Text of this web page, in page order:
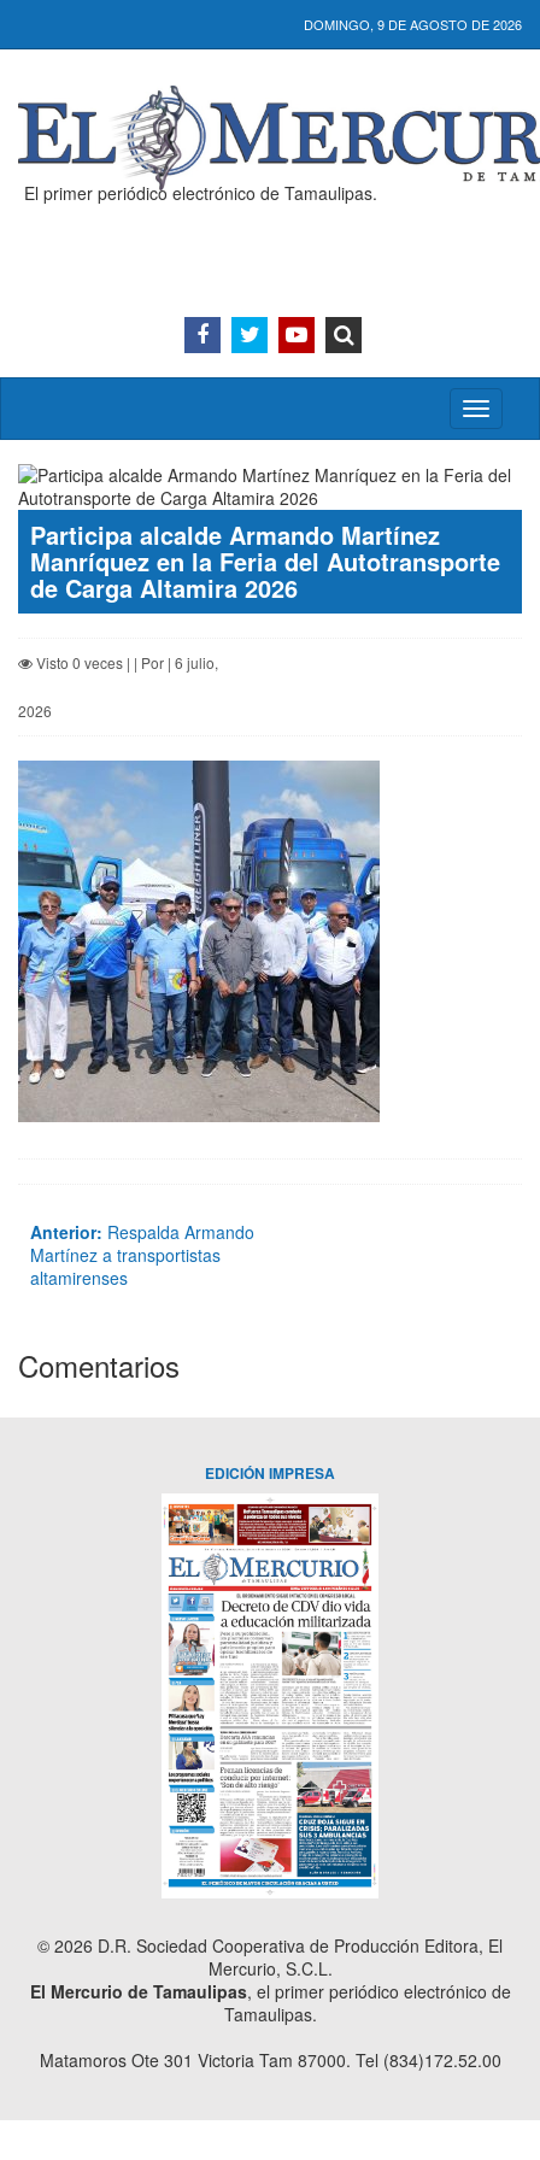
DOMINGO, 9 DE AGOSTO DE 2026
El primer periódico electrónico de Tamaulipas.
Activar/
menú
Participa alcalde Armando Martínez
Manríquez en la Feria del Autotransporte
de Carga Altamira 2026
Visto 0 veces | | Por | 6 julio,
2026
Anterior: Respalda Armando
Martínez a transportistas
altamirenses
Comentarios
EDICIÓN IMPRESA
© 2026 D.R. Sociedad Cooperativa de Producción Editora, El
Mercurio, S.C.L.
El Mercurio de Tamaulipas, el primer periódico electrónico de
Tamaulipas.
Matamoros Ote 301 Victoria Tam 87000. Tel (834)172.52.00